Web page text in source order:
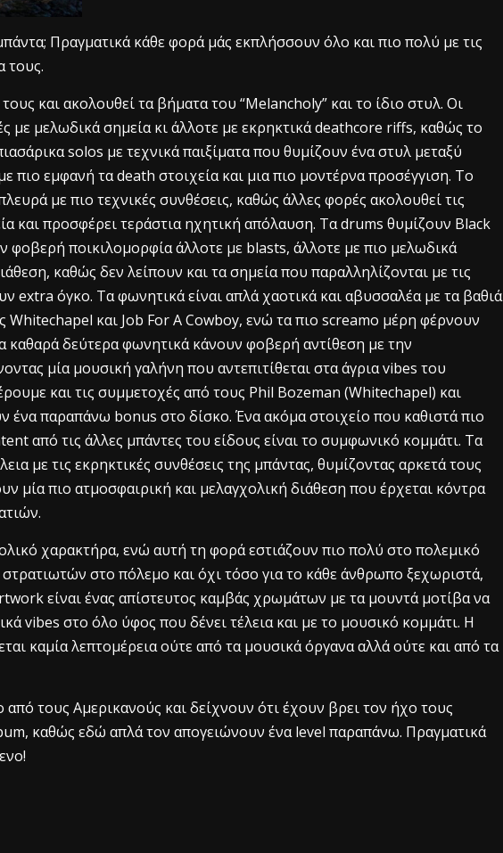
Πραγματικά κάθε φορά μάς εκπλήσσουν όλο και πιο πολύ με τις
τους.
και ακολουθεί τα βήματα του “Melancholy” και το ίδιο στυλ. Οι
με μελωδικά σημεία κι άλλοτε με εκρηκτικά deathcore riffs, καθώς το
solos με τεχνικά παιξίματα που θυμίζουν ένα στυλ μεταξύ
πιο εμφανή τα death στοιχεία και μια πιο μοντέρνα προσέγγιση. Το
με πιο τεχνικές συνθέσεις, καθώς άλλες φορές ακολουθεί τις
και προσφέρει τεράστια ηχητική απόλαυση. Τα drums θυμίζουν Black
φοβερή ποικιλομορφία άλλοτε με blasts, άλλοτε με πιο μελωδικά
καθώς δεν λείπουν και τα σημεία που παραλληλίζονται με τις
extra όγκο. Τα φωνητικά είναι απλά χαοτικά και αβυσσαλέα με τα βαθιά
Whitechapel και Job For A Cowboy, ενώ τα πιο screamo μέρη φέρνουν
δεύτερα φωνητικά κάνουν φοβερή αντίθεση με την
μία μουσική γαλήνη που αντεπιτίθεται στα άγρια vibes του
και τις συμμετοχές από τους Phil Bozeman (Whitechapel) και
ένα παραπάνω bonus στο δίσκο. Ένα ακόμα στοιχείο που καθιστά πιο
από τις άλλες μπάντες του είδους είναι το συμφωνικό κομμάτι. Τα
με τις εκρηκτικές συνθέσεις της μπάντας, θυμίζοντας αρκετά τους
μία πιο ατμοσφαιρική και μελαγχολική διάθεση που έρχεται κόντρα
χαρακτήρα, ενώ αυτή τη φορά εστιάζουν πιο πολύ στο πολεμικό
στο πόλεμο και όχι τόσο για το κάθε άνθρωπο ξεχωριστά,
είναι ένας απίστευτος καμβάς χρωμάτων με τα μουντά μοτίβα να
vibes στο όλο ύφος που δένει τέλεια και με το μουσικό κομμάτι. Η
καμία λεπτομέρεια ούτε από τα μουσικά όργανα αλλά ούτε και από τα
τους Αμερικανούς και δείχνουν ότι έχουν βρει τον ήχο τους
καθώς εδώ απλά τον απογειώνουν ένα level παραπάνω. Πραγματικά